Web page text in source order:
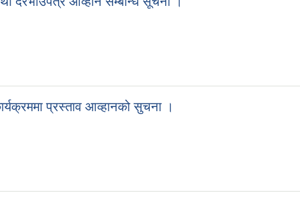
प्रस्ताव आव्हानको सुचना ।